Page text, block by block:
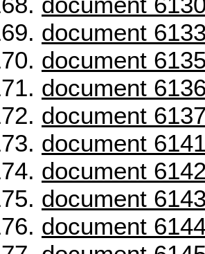
document 6133
document 6135
document 6136
document 6137
document 6141
document 6142
document 6143
document